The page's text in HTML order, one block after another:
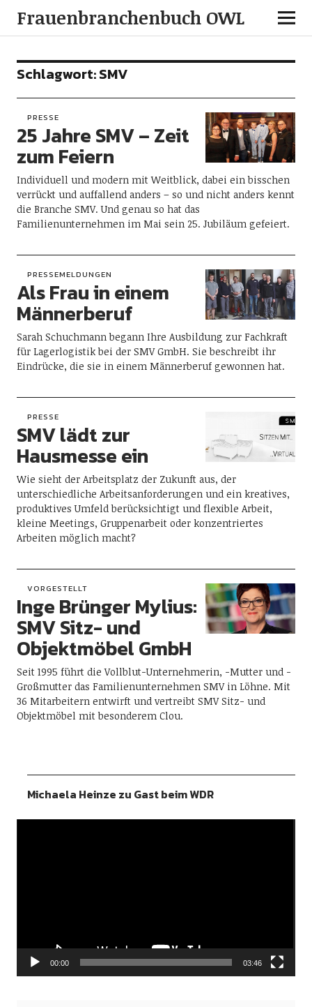
Frauenbranchenbuch OWL
Schlagwort:SMV
PRESSE
25 Jahre SMV – Zeit
zum Feiern
Individuell und modern mit Weitblick, dabei ein bisschen
verrückt und auffallend anders – so und nicht anders kennt
die Branche SMV. Und genau so hat das
Familienunternehmen im Mai sein 25. Jubiläum gefeiert.
PRESSEMELDUNGEN
Als Frau in einem
Männerberuf
Sarah Schuchmann begann Ihre Ausbildung zur Fachkraft
für Lagerlogistik bei der SMV GmbH. Sie beschreibt ihr
Eindrücke, die sie in einem Männerberuf gewonnen hat.
PRESSE
SMV lädt zur
Hausmesse ein
Wie sieht der Arbeitsplatz der Zukunft aus, der
unterschiedliche Arbeitsanforderungen und ein kreatives,
produktives Umfeld berücksichtigt und flexible Arbeit,
kleine Meetings, Gruppenarbeit oder konzentriertes
Arbeiten möglich macht?
VORGESTELLT
Inge Brünger Mylius:
SMV Sitz- und
Objektmöbel GmbH
Seit 1995 führt die Vollblut-Unternehmerin, -Mutter und -
Großmutter das Familienunternehmen SMV in Löhne. Mit
36 Mitarbeitern entwirft und vertreibt SMV Sitz- und
Objektmöbel mit besonderem Clou.
Michaela Heinze zu Gast beim WDR
00:00 03:46